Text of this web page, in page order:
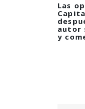
Las
autor
y